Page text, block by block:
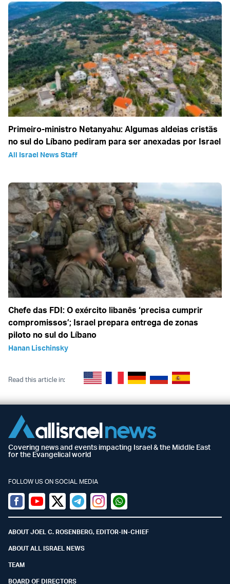
Primeiro-ministro Netanyahu: Algumas aldeias cristãs
no sul do Líbano pediram para ser anexadas por Israel
All Israel News Staff
Chefe das FDI: O exército libanês ‘precisa cumprir
compromissos’; Israel prepara entrega de zonas
piloto no sul do Líbano
Hanan Lischinsky
Read this article in:
Covering news and events impacting Israel & the Middle East
for the Evangelical world
FOLLOW US ON SOCIAL MEDIA
Facebook
YoutubeTwitter (X)
TelegramInstagramWhatsapp
ABOUT JOEL C. ROSENBERG, EDITOR-IN-CHIEF
ABOUT ALL ISRAEL NEWS
TEAM
BOARD OF DIRECTORS